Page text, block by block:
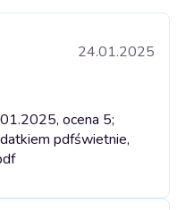
24.01.2025
ocena 5;
pdfświetnie,